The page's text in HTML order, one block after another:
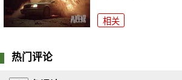
相关
热门评论